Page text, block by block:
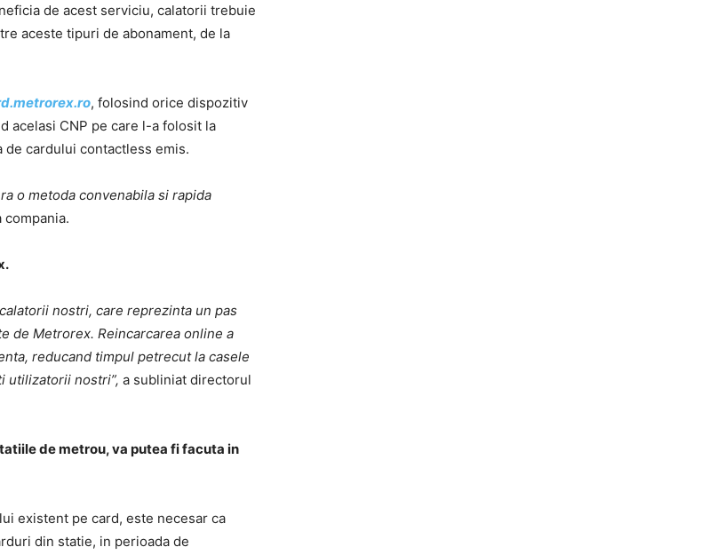
de acest serviciu, calatorii trebuie
aceste tipuri de abonament, de la
, folosind orice dispozitiv
acelasi CNP pe care l-a folosit la
cardului contactless emis.
o metoda convenabila si rapida
compania.
nostri, care reprezinta un pas
de Metrorex. Reincarcarea online a
reducand timpul petrecut la casele
utilizatorii nostri”, a subliniat directorul
de metrou, va putea fi facuta in
existent pe card, este necesar ca
din statie, in perioada de